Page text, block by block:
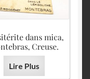
dans mica,
Creuse.
Lire Plus